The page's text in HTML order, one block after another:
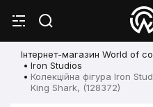
Інтернет-магазин World of
Iron Studios
Колекційна фігура Iron
King Shark, (128372)